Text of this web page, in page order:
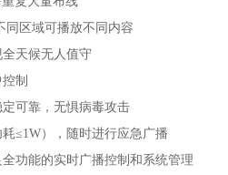
区域可播放不同内容
天候无人值守
制
可靠，无惧病毒攻击
≤1W），随时进行应急广播
功能的实时广播控制和系统管理